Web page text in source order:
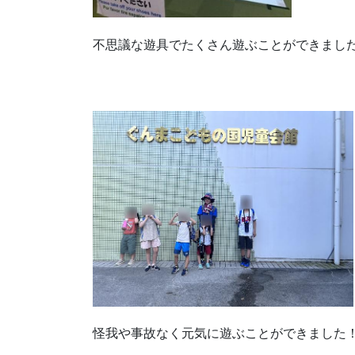
不思議な遊具でたくさん遊ぶことができまし
怪我や事故なく元気に遊ぶことができました